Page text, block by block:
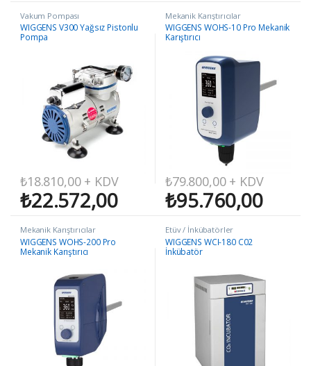
Vakum Pompası
WIGGENS V300 Yağsız Pistonlu
Pompa
₺18.810,00+ KDV
₺22.572,00
Mekanik Karıştırıcılar
WIGGENS WOHS-10 Pro Mekanik
Karıştırıcı
₺79.800,00+ KDV
₺95.760,00
Mekanik Karıştırıcılar
WIGGENS WOHS-200 Pro
Mekanik Karıştırıcı
Etüv / İnkübatörler
WIGGENS WCI-180 C02
İnkübatör